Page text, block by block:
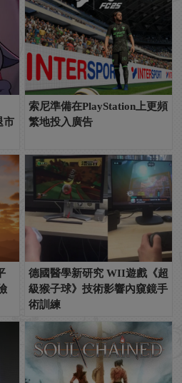
市
索尼準備在PlayStation上更頻
繁地投入廣告
德國醫學新研究 WII遊戲《超
級猴子球》技術影響內窺鏡手
術訓練